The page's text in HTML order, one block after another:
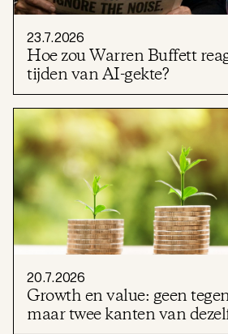
23.7.2026
Hoe zou Warren Buffett
tijden van AI-gekte?
20.7.2026
Growth en value: geen
maar twee kanten van